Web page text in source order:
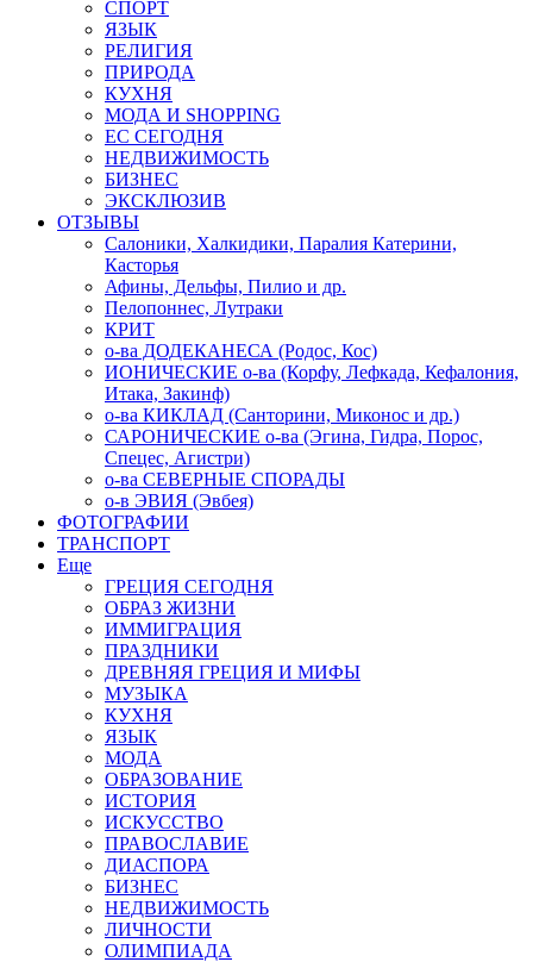
СПОРТ
ЯЗЫК
РЕЛИГИЯ
ПРИРОДА
КУХНЯ
МОДА И SHOPPING
ЕС СЕГОДНЯ
НЕДВИЖИМОСТЬ
БИЗНЕС
ЭКСКЛЮЗИВ
ОТЗЫВЫ
Салоники, Халкидики, Паралия Катерини,
Касторья
Афины, Дельфы, Пилио и др.
Пелопоннес, Лутраки
КРИТ
о-ва ДОДЕКАНЕСА (Родос, Кос)
ИОНИЧЕСКИЕ о-ва (Корфу, Лефкада, Кефалония,
Итака, Закинф)
о-ва КИКЛАД (Санторини, Миконос и др.)
САРОНИЧЕСКИЕ о-ва (Эгина, Гидра, Порос,
Спецес, Агистри)
о-ва СЕВЕРНЫЕ СПОРАДЫ
о-в ЭВИЯ (Эвбея)
ФОТОГРАФИИ
ТРАНСПОРТ
Еще
ГРЕЦИЯ СЕГОДНЯ
ОБРАЗ ЖИЗНИ
ИММИГРАЦИЯ
ПРАЗДНИКИ
ДРЕВНЯЯ ГРЕЦИЯ И МИФЫ
МУЗЫКА
КУХНЯ
ЯЗЫК
МОДА
ОБРАЗОВАНИЕ
ИСТОРИЯ
ИСКУССТВО
ПРАВОСЛАВИЕ
ДИАСПОРА
БИЗНЕС
НЕДВИЖИМОСТЬ
ЛИЧНОСТИ
ОЛИМПИАДА